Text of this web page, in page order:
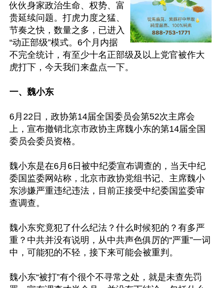
伙伙身家政治生命、权势、富
贵延续问题。打虎力度之猛、
节奏之快，数量之多，已进入
“动正部级”模式。6个月内据
不完全统计，有至少十名正部级及以上党官被作大
虎打下，今天我们来盘点一下。
一、魏小东
6月22日，政协第14届全国委员会第52次主席会
上，宣布撤销北京市政协主席魏小东的第14届全国
委员会委员资格。
魏小东是在6月6日被中纪委宣布调查的，当天中纪
委国监委网站称，北京市政协党组书记、主席魏小
东涉嫌严重违纪违法，目前正接受中纪委国监委审
查调查。
魏小东究竟犯了什么纪法？什么时候犯的？有多严
重？中共并没有说明，从中共声色俱厉的“严重”一词
中，可能犯的不轻，接下来可能会被重判。
魏小东“被打”有个很个不寻常之处，就是未查先罚